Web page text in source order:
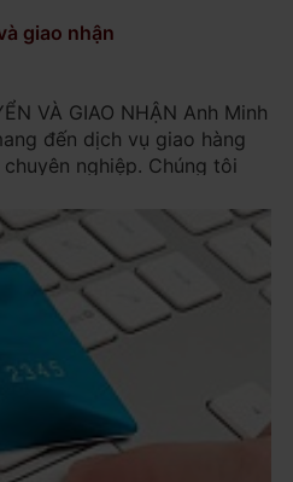
giao nhận
VÀ GIAO NHẬN Anh Minh
đến dịch vụ giao hàng
nghiệp. Chúng tôi
vận chuyển. Dưới đây là
giao hàng Chúng tôi